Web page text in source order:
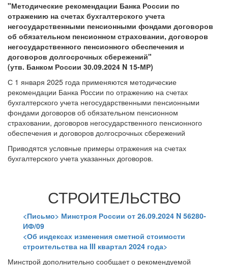
"Методические рекомендации Банка России по
отражению на счетах бухгалтерского учета
негосударственными пенсионными фондами договоров
об обязательном пенсионном страховании, договоров
негосударственного пенсионного обеспечения и
договоров долгосрочных сбережений"
(утв. Банком России 30.09.2024 N 15-МР)
С 1 января 2025 года применяются методические
рекомендации Банка России по отражению на счетах
бухгалтерского учета негосударственными пенсионными
фондами договоров об обязательном пенсионном
страховании, договоров негосударственного пенсионного
обеспечения и договоров долгосрочных сбережений
Приводятся условные примеры отражения на счетах
бухгалтерского учета указанных договоров.
СТРОИТЕЛЬСТВО
<Письмо> Минстроя России от 26.09.2024 N 56280-
ИФ/09
<Об индексах изменения сметной стоимости
строительства на III квартал 2024 года>
Минстрой дополнительно сообщает о рекомендуемой